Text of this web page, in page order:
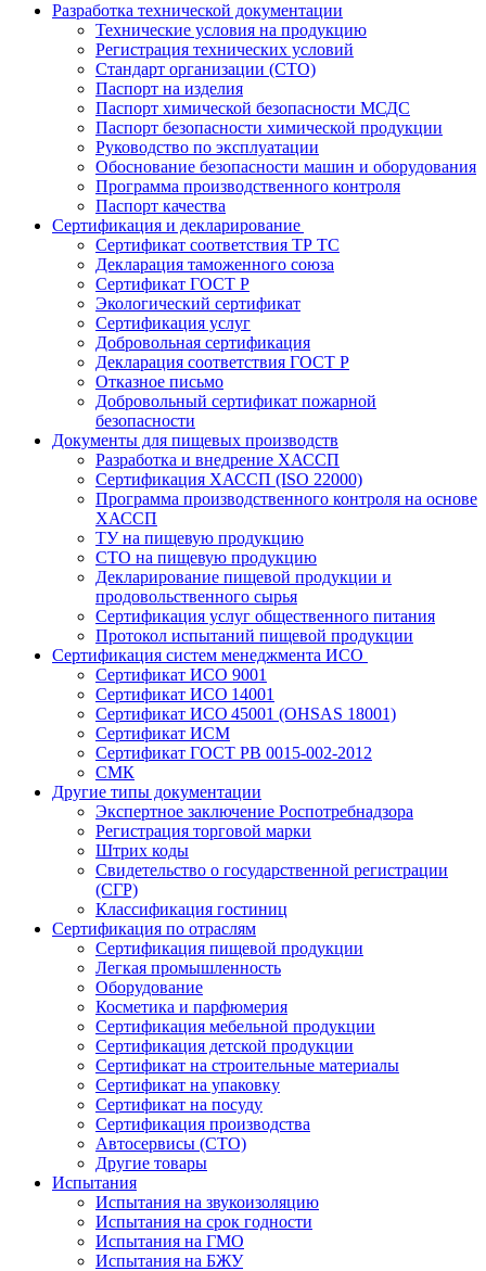
Разработка технической документации
Технические условия на продукцию
Регистрация технических условий
Стандарт организации (СТО)
Паспорт на изделия
Паспорт химической безопасности МСДС
Паспорт безопасности химической продукции
Руководство по эксплуатации
Обоснование безопасности машин и оборудования
Программа производственного контроля
Паспорт качества
Сертификация и декларирование
Сертификат соответствия ТР ТС
Декларация таможенного союза
Сертификат ГОСТ Р
Экологический сертификат
Сертификация услуг
Добровольная сертификация
Декларация соответствия ГОСТ Р
Отказное письмо
Добровольный сертификат пожарной
безопасности
Документы для пищевых производств
Разработка и внедрение ХАССП
Сертификация ХАССП (ISO 22000)
Программа производственного контроля на основе
ХАССП
ТУ на пищевую продукцию
СТО на пищевую продукцию
Декларирование пищевой продукции и
продовольственного сырья
Сертификация услуг общественного питания
Протокол испытаний пищевой продукции
Сертификация систем менеджмента ИСО
Сертификат ИСО 9001
Сертификат ИСО 14001
Сертификат ИСО 45001 (OHSAS 18001)
Сертификат ИСМ
Сертификат ГОСТ РВ 0015-002-2012
СМК
Другие типы документации
Экспертное заключение Роспотребнадзора
Регистрация торговой марки
Штрих коды
Свидетельство о государственной регистрации
(СГР)
Классификация гостиниц
Сертификация по отраслям
Сертификация пищевой продукции
Легкая промышленность
Оборудование
Косметика и парфюмерия
Сертификация мебельной продукции
Сертификация детской продукции
Сертификат на строительные материалы
Сертификат на упаковку
Сертификат на посуду
Сертификация производства
Автосервисы (СТО)
Другие товары
Испытания
Испытания на звукоизоляцию
Испытания на срок годности
Испытания на ГМО
Испытания на БЖУ